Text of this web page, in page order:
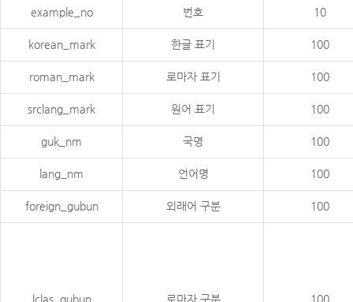
example_no 번호 10
korean_mark 한글 표기 100
roman_mark 로마자 표기 100
srclang_mark 원어 표기 100
guk_nm 국명 100
lang_nm 언어명 100
foreign_gubun 외래어 구분 100
lclas_gubun 로마자 구분 100